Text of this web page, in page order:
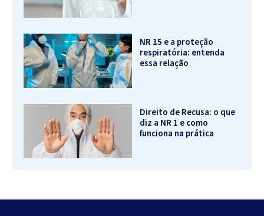
NR 15 e a proteção
respiratória: entenda
essa relação
Direito de Recusa: o que
diz a NR 1 e como
funciona na prática